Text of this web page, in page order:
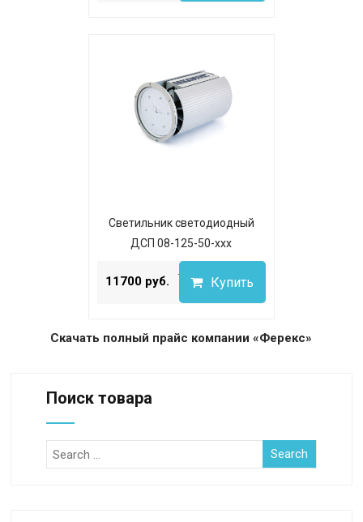
Светильник светодиодный
ДСП 08-125-50-ххх
...
11700 руб. Купить
Скачать полный прайс компании «Ферекс»
Поиск товара